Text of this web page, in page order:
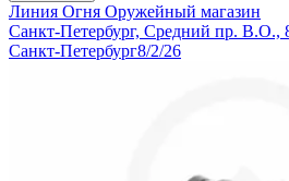
Линия Огня Оружейный магазин
Санкт-Петербург, Средний пр. В.О.,
Санкт-Петербург8/2/26